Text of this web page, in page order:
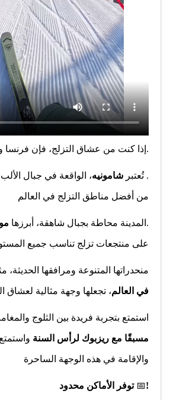
.إذا كنت من عشاق التزلج، فإن فرنسا
. تُعتبر شامونيه، الواقعة في جبال
من أفضل مناطق التزلج في العالم
.المدينة محاطة بجبال شاهقة، أبرزها
على منتجعات تزلج تناسب جميع
منحدراتها المتنوعة ومرافقها الحديثة،
في العالم، تجعلها وجهة مثالية لعشاق
استمتع بتجربة فريدة بين الثلوج
مسبقًا مع ريزبوك لرأس السنة
والإقامة في هذه الوجهة الساحرة
!
📅توفر الأماكن محدود